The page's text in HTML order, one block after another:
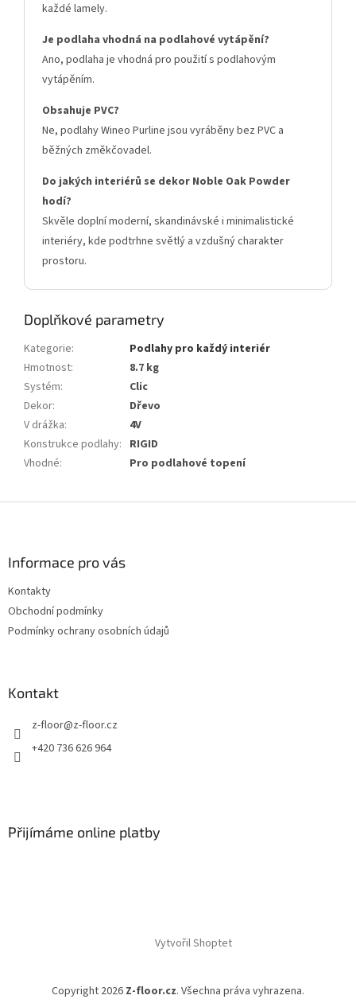
každé lamely.
Je podlaha vhodná na podlahové vytápění?
Ano, podlaha je vhodná pro použití s podlahovým
vytápěním.
Obsahuje PVC?
Ne, podlahy Wineo Purline jsou vyráběny bez PVC a
běžných změkčovadel.
Do jakých interiérů se dekor Noble Oak Powder
hodí?
Skvěle doplní moderní, skandinávské i minimalistické
interiéry, kde podtrhne světlý a vzdušný charakter
prostoru.
Doplňkové parametry
Kategorie:
Podlahy pro každý interiér
Hmotnost:
8.7 kg
Systém:
Clic
Dekor:
Dřevo
V drážka:
4V
Konstrukce podlahy: RIGID
Vhodné: Pro podlahové topení
Informace pro vás
Kontakty
Obchodní podmínky
Podmínky ochrany osobních údajů
Kontakt
z-floor@z-floor.cz
+420 736 626 964
Přijímáme online platby
Vytvořil Shoptet
Copyright 2026 Z-floor.cz. Všechna práva vyhrazena.